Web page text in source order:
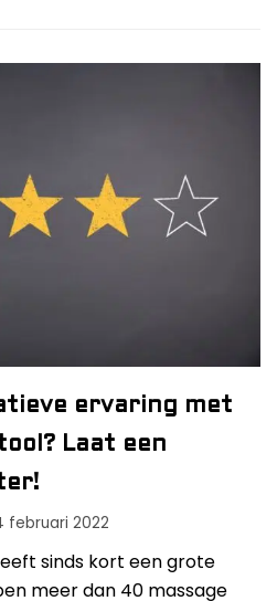
ervaring met
Laat een
februari 2022
sinds kort een grote
meer dan 40 massage